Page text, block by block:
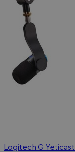
Logitech G